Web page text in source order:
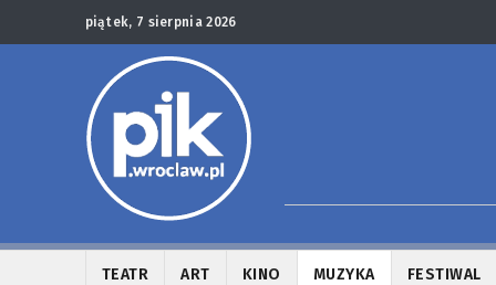
piątek, 7 sierpnia 2026
TEATR ART KINO MUZYKA FESTIWAL